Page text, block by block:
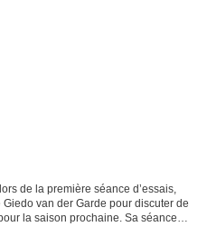
de la première séance d’essais,
van der Garde pour discuter de
la saison prochaine. Sa séance